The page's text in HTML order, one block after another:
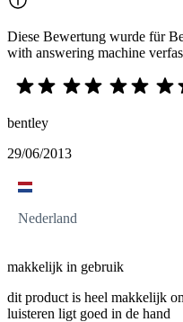
Diese Bewertung wurde für
with answering machine
bentley
29/06/2013
Nederland
makkelijk in gebruik
dit product is heel makkelijk
luisteren ligt goed in de hand